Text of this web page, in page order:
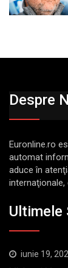
Despre
Euronline.ro
automat
aduce în
internaţionale,
Ultimele
iunie 19,